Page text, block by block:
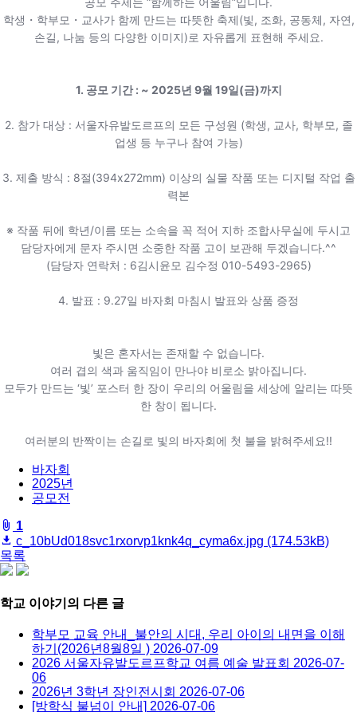
학생・학부모・교사가 함께 만드는 따뜻한 축제(빛, 조화, 공동체, 자연,
손길, 나눔 등의 다양한 이미지)로 자유롭게 표현해 주세요.
1. 공모 기간 : ~ 2025년 9월 19일(금)까지
2. 참가 대상 : 서울자유발도르프의 모든 구성원 (학생, 교사, 학부모, 졸
업생 등 누구나 참여 가능)
3. 제출 방식 : 8절(394x272mm) 이상의 실물 작품 또는 디지털 작업 출
력본
※ 작품 뒤에 학년/이름 또는 소속을 꼭 적어 지하 조합사무실에 두시고
담당자에게 문자 주시면 소중한 작품 고이 보관해 두겠습니다.^^
(담당자 연락처 : 6김시윤모 김수정 010-5493-2965)
4. 발표 : 9.27일 바자회 마침시 발표와 상품 증정
빛은 혼자서는 존재할 수 없습니다.
여러 겹의 색과 움직임이 만나야 비로소 밝아집니다.
모두가 만드는 ‘빛’ 포스터 한 장이 우리의 어울림을 세상에 알리는 따뜻
한 창이 됩니다.
여러분의 반짝이는 손길로 빛의 바자회에 첫 불을 밝혀주세요!!
바자회
2025년
공모전
fileAttachedList
1
c_10bUd018svc1rxorvp1knk4q_cyma6x.jpg (174.53kB)
목록
share
학교 이야기 의 다른 글
학부모 교육 안내_불안의 시대, 우리 아이의 내면을 이해
하기(2026년8월8일 ) 2026-07-09
2026 서울자유발도르프학교 여름 예술 발표회 2026-07-
06
2026년 3학년 장인전시회 2026-07-06
[방학식 불넘이 안내] 2026-07-06